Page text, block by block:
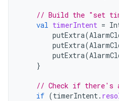
// Build the "set
val timerIntent =
putExtra(
putExtra(
putExtra(
}
// Check if there's
if (timerIntent.